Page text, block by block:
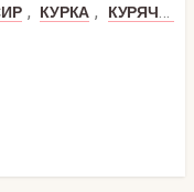
, КУРКА ,
КУРЯЧА ПЕЧІНКА